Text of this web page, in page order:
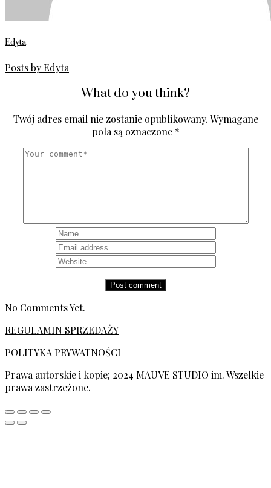
Edyta
Posts by Edyta
What do you think?
Twój adres email nie zostanie opublikowany.Wymagane
pola są oznaczone *
No Comments Yet.
REGULAMIN SPRZEDAŻY
POLITYKA PRYWATNOŚCI
Prawa autorskie i kopie; 2024 MAUVE STUDIO im. Wszelkie
prawa zastrzeżone.